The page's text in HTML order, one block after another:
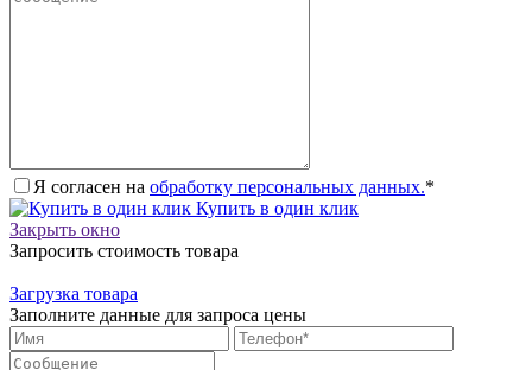
Я согласен на обработку персональных данных.*
Купить в один клик
Закрыть окно
Запросить стоимость товара
Загрузка товара
Заполните данные для запроса цены